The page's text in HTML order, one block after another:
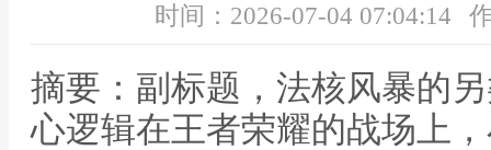
时间：2026-07-04 07:04:14
摘要：副标题，法核风暴的
心逻辑在王者荣耀的战场上